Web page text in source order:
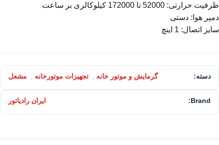
ظرفیت حرارتی: 52000 تا 172000 کیلوکالری بر ساعت
دمپر هوا: دستی
سایز اتصال: 1 اینچ
دسته: گرمایش و موتور خانه , تجهیزات موتورخانه , مشعل
Brand: ایران رادیاتور